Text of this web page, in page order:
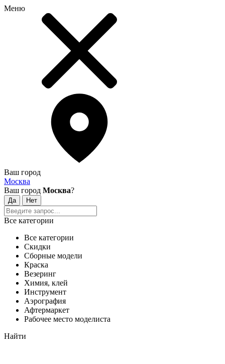
Меню
Ваш город
Москва
Ваш город Москва?
Все категории
Все категории
Скидки
Сборные модели
Краска
Везеринг
Химия, клей
Инструмент
Аэрография
Афтермаркет
Рабочее место моделиста
Найти